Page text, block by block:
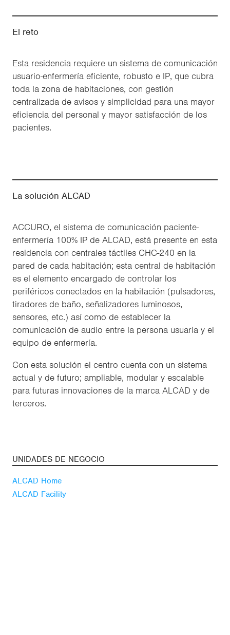
El reto
Esta residencia requiere un sistema de comunicación
usuario-enfermería eficiente, robusto e IP, que cubra
toda la zona de habitaciones, con gestión
centralizada de avisos y simplicidad para una mayor
eficiencia del personal y mayor satisfacción de los
pacientes.
La solución ALCAD
ACCURO, el sistema de comunicación paciente-
enfermería 100% IP de ALCAD, está presente en esta
residencia con centrales táctiles CHC-240 en la
pared de cada habitación; esta central de habitación
es el elemento encargado de controlar los
periféricos conectados en la habitación (pulsadores,
tiradores de baño, señalizadores luminosos,
sensores, etc.) así como de establecer la
comunicación de audio entre la persona usuaria y el
equipo de enfermería.
Con esta solución el centro cuenta con un sistema
actual y de futuro; ampliable, modular y escalable
para futuras innovaciones de la marca ALCAD y de
terceros.
UNIDADES DE NEGOCIO
ALCAD Home
ALCAD Facility